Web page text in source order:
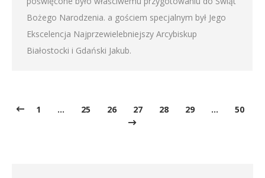
Bożego Narodzenia. a gościem specjalnym był Jego
Ekscelencja Najprzewielebniejszy Arcybiskup
Białostocki i Gdański Jakub.
1 … 25 26 27 28 29 … 50